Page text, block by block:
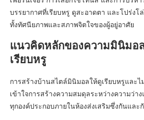
บรรยากาศที่เรียบหรู ดูสะอาดตา และโปร่งโ
ทั้งทัศนียภาพและสภาพจิตใจของผู้อยู่อาศัย
แนวคิดหลักของความมินิมอ
เรียบหรู
การสร้างบ้านสไตล์มินิมอลให้ดูเรียบหรูและไ
เข้าใจการสร้างความสมดุลระหว่างความว่า
ทุกองค์ประกอบภายในห้องส่งเสริมซึ่งกันและ